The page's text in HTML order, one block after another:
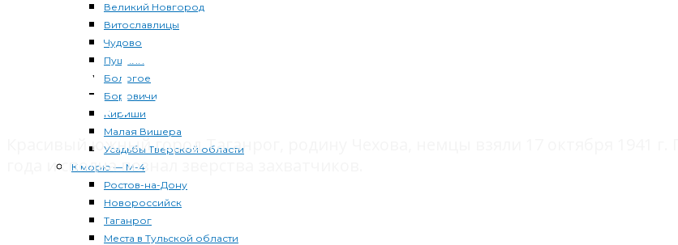
Великий Новгород
Витославлицы
Чудово
Пушкин
Бологое
Боровичи
Кириши
Малая Вишера
Усадьбы Тверской области
К морю — М-4
Ростов-на-Дону
Новороссийск
Таганрог
Места в Тульской области
ТАГАНРОГ
Красивый южный город Таганрог, родину Чехова, немцы взяли 17 октября 1941
года и сполна познал зверства захватчиков.